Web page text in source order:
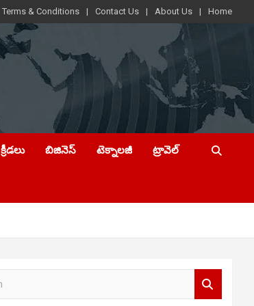
Terms & Conditions Contact Us About Us Home
క్రీడలు బిజినెస్ టెక్నాలజీ ట్రావెల్